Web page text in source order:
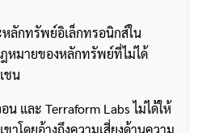
ลักทรัพย์อิเล็กทรอนิกส์ใน
หมายของหลักทรัพย์ที่ไม่ได้
ชน
และ Terraform Labs ไม่ได้ให้
าโดยอ้างถึงความเสี่ยงด้านความ